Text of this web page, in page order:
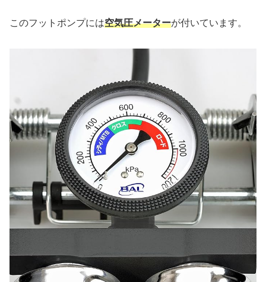
このフットポンプには空気圧メーターが付いています。